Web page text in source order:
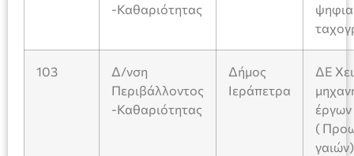
-Καθαριότητας
103
Δ/νση
Περιβάλλοντος
-Καθαριότητας
Δήμος
Ιεράπετρα
ΔΕ
έργων
(
γαιών)